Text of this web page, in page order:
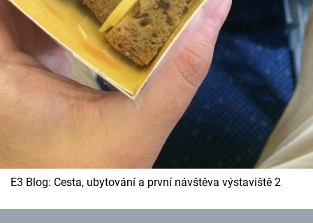
E3 Blog: Cesta, ubytování a první návštěva výstaviště 2